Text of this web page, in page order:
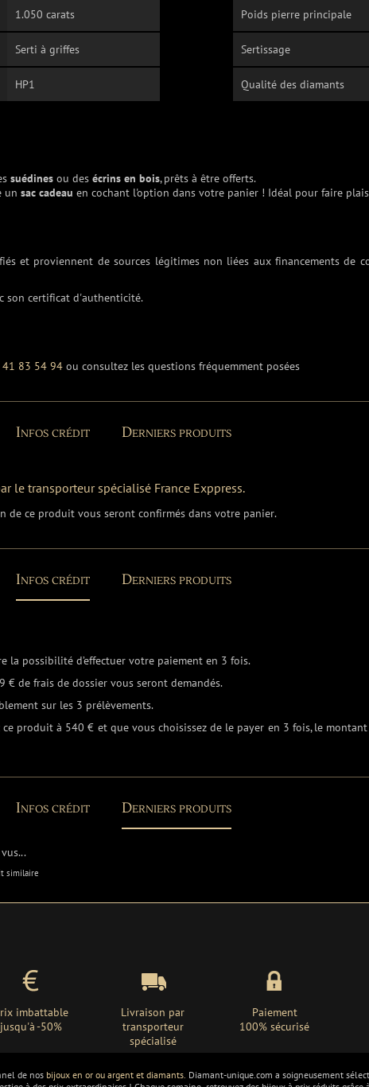
1.050 carats
Serti à griffes
HP1
Poids pierre principale
Sertissage
Qualité des diamants
suédines ou des écrins en bois, prêts à être offerts.
un sac cadeau en cochant l'option dans votre panier ! Idéal pour faire
et proviennent de sources légitimes non liées aux financements de
son certificat d'authenticité.
83 54 94 ou consultez les questions fréquemment posées
Infos crédit Derniers produits
le transporteur spécialisé France Exppress.
de ce produit vous seront confirmés dans votre panier.
Infos crédit Derniers produits
la possibilité d’effectuer votre paiement en 3 fois.
€ de frais de dossier vous seront demandés.
sur les 3 prélèvements.
ce produit à 540 € et que vous choisissez de le payer en 3 fois, le
Infos crédit Derniers produits
similaire
imbattable
jusqu'à -50%
Livraison par
transporteur
spécialisé
Paiement
100% sécurisé
de nos bijoux en or ou argent et diamants. Diamant-unique.com a soigneusement